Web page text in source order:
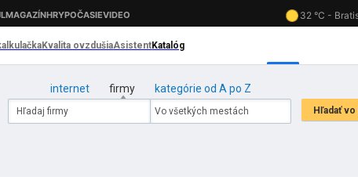
internet firmy kategórie od A po Z